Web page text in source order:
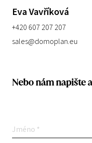
Eva Vavříková
+420 607 207 207
sales@domoplan.eu
Nebo nám napište